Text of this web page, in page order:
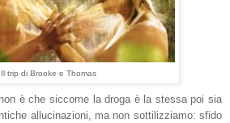
Il trip di Brooke e Thomas
è che siccome la droga è la stessa poi sia
allucinazioni, ma non sottilizziamo: sfido